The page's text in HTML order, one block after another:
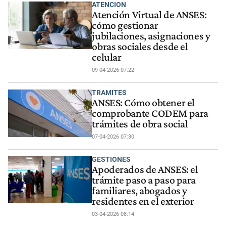
ATENCION
Atención Virtual de ANSES:
cómo gestionar
jubilaciones, asignaciones y
obras sociales desde el
celular
09-04-2026 07:22
TRAMITES
ANSES: Cómo obtener el
comprobante CODEM para
trámites de obra social
07-04-2026 07:30
GESTIONES
Apoderados de ANSES: el
trámite paso a paso para
familiares, abogados y
residentes en el exterior
03-04-2026 08:14